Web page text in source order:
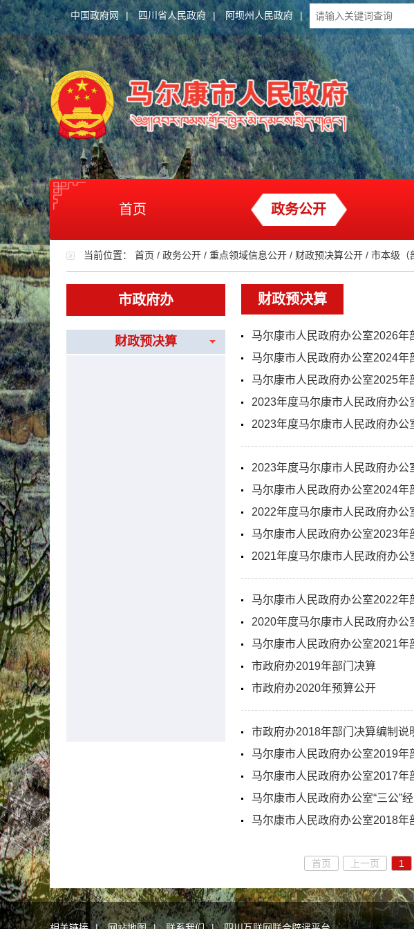
中国政府网 | 四川省人民政府 | 阿坝州人民政府 |
首页 政务公开
当前位置： 首页 / 政务公开 / 重点领域信息公开 / 财政预决算公开 / 市本级（
市政府办
财政预决算
财政预决算
马尔康市人民政府办公室2026年
马尔康市人民政府办公室2024年
马尔康市人民政府办公室2025年
2023年度马尔康市人民政府办公
2023年度马尔康市人民政府办公
2023年度马尔康市人民政府办
马尔康市人民政府办公室2024年
2022年度马尔康市人民政府办公
马尔康市人民政府办公室2023年
2021年度马尔康市人民政府办公
马尔康市人民政府办公室2022年
2020年度马尔康市人民政府办公
马尔康市人民政府办公室2021年
市政府办2019年部门决算
市政府办2020年预算公开
市政府办2018年部门决算编制说
马尔康市人民政府办公室2019年
马尔康市人民政府办公室2017年
马尔康市人民政府办公室“三公”
马尔康市人民政府办公室2018年
首页 上一页 1